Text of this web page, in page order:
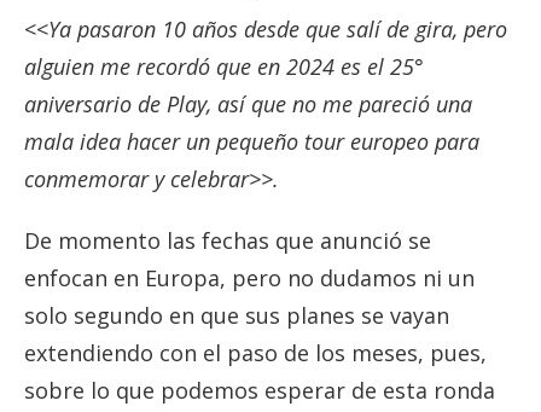
<<Ya pasaron 10 años desde que salí de gira, pero
alguien me recordó que en 2024 es el 25°
aniversario de Play, así que no me pareció una
mala idea hacer un pequeño tour europeo para
conmemorar y celebrar>>.
De momento las fechas que anunció se
enfocan en Europa, pero no dudamos ni un
solo segundo en que sus planes se vayan
extendiendo con el paso de los meses, pues,
sobre lo que podemos esperar de esta ronda